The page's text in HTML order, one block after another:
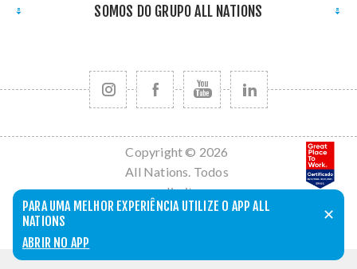
PARA UMA MELHOR EXPERIÊNCIA UTILIZE O APP ALL
NATIONS
✕
ABRIR NO APP
SOMOS DO GRUPO ALL NATIONS
Copyright © 2026
All Nations. Todos
os direitos
reservados.